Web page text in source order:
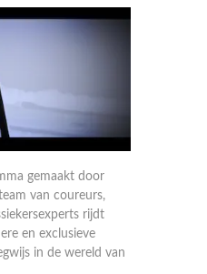
gemaakt door
van coureurs,
rijdt
en exclusieve
in de wereld van